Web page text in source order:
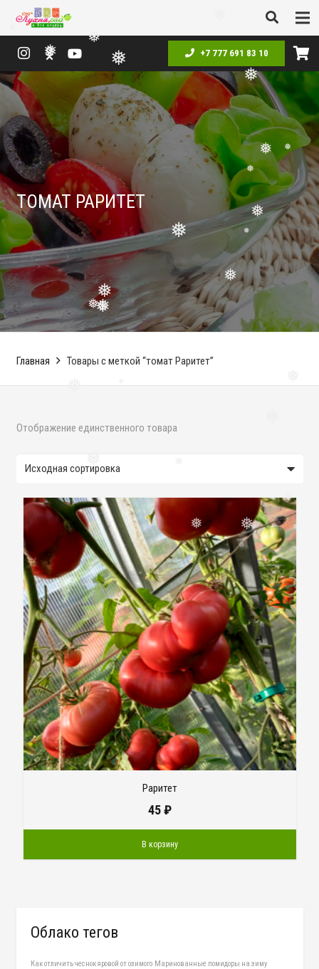
❅
❅ ❅
❅
❅
❅
❅
❅
❅
❅
❅
❅
❅
❅
❅
❅
❅
❅
❅
❅
+7 777 691 83 10
ТОМАТ РАРИТЕТ
Главная Товары с меткой “томат Раритет”
Отображение единственного товара
Раритет
45₽
В корзину
Облако тегов
Как отличить чеснок яровой от озимого Маринованные помидоры на зиму